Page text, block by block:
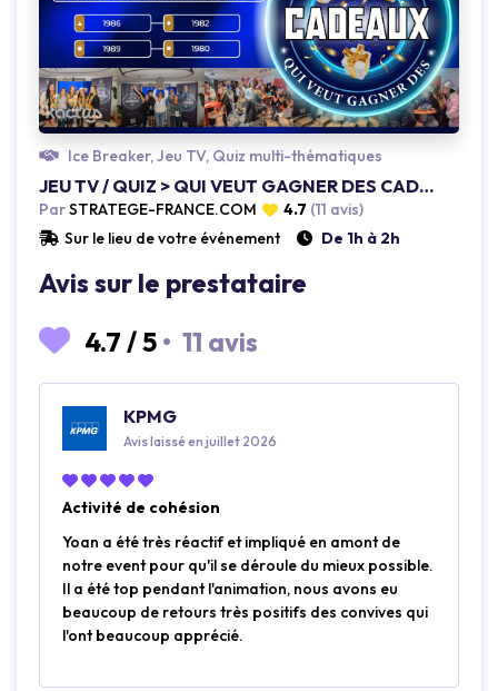
Ice Breaker, Jeu TV, Quiz multi-thématiques
JEU TV / QUIZ > QUI VEUT GAGNER DES CADEAUX 🎁 ?
ParSTRATEGE-FRANCE.COM 4.7 (11 avis)
Sur le lieu de votre événement
De 1h à 2h
Avis sur le prestataire
4.7 /5 • 11 avis
KPMG
Avis laissé en juillet 2026
Activité de cohésion
Yoan a été très réactif et impliqué en amont de
notre event pour qu'il se déroule du mieux possible.
Il a été top pendant l'animation, nous avons eu
beaucoup de retours très positifs des convives qui
l'ont beaucoup apprécié.